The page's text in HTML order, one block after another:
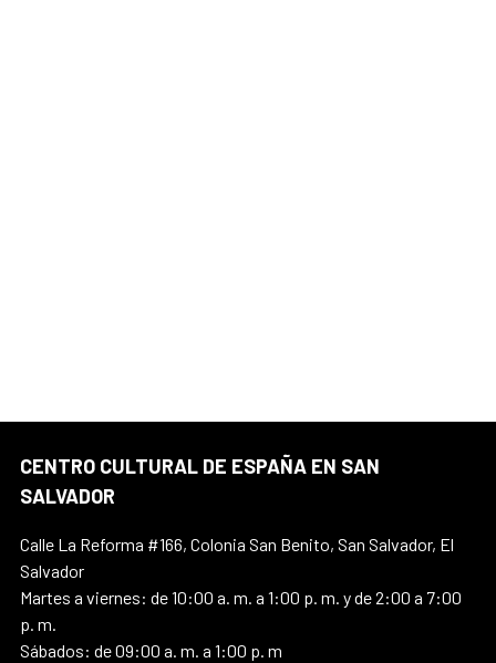
CENTRO CULTURAL DE ESPAÑA EN SAN
SALVADOR
Calle La Reforma #166, Colonia San Benito, San Salvador, El
Salvador
Martes a viernes: de 10:00 a. m. a 1:00 p. m. y de 2:00 a 7:00
p. m.
Sábados: de 09:00 a. m. a 1:00 p. m